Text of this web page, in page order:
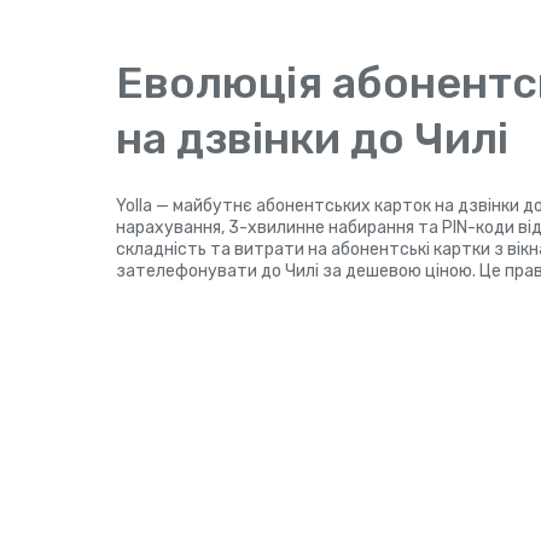
Еволюція
на дзвінки до Чилі
Yolla — майбутнє абонентських карток на дзвінки
нарахування, 3-хвилинне набирання та PIN-коди
складність та витрати на абонентські картки з
зателефонувати до Чилі за дешевою ціною. Це